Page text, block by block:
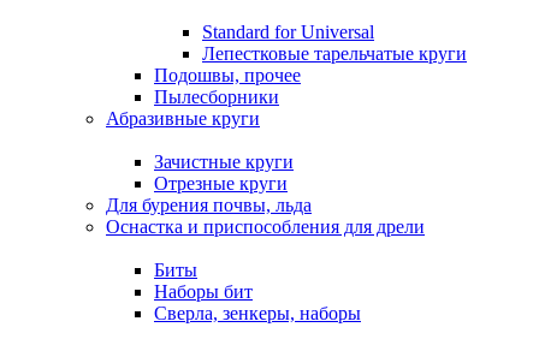
Standard for Universal
Лепестковые тарельчатые круги
Подошвы, прочее
Пылесборники
Абразивные круги
Зачистные круги
Отрезные круги
Для бурения почвы, льда
Оснастка и приспособления для дрели
Биты
Наборы бит
Сверла, зенкеры, наборы